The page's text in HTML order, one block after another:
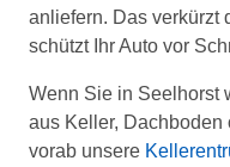
anliefern. Das verkürzt
schützt Ihr Auto vor
Wenn Sie in Seelhorst
aus Keller, Dachboden
vorab unsere